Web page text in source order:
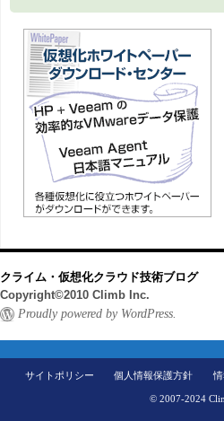
クライム・仮想化クラウド技術ブログ
Copyright©2010 Climb Inc.
Proudly powered by WordPress.
サイトポリシー 個人情報保護方針
© 2007-2024